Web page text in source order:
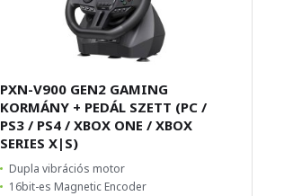
PXN-V900 GEN2 GAMING
KORMÁNY + PEDÁL SZETT (PC /
PS3 / PS4 / XBOX ONE / XBOX
SERIES X|S)
Dupla vibrációs motor
16bit-es Magnetic Encoder